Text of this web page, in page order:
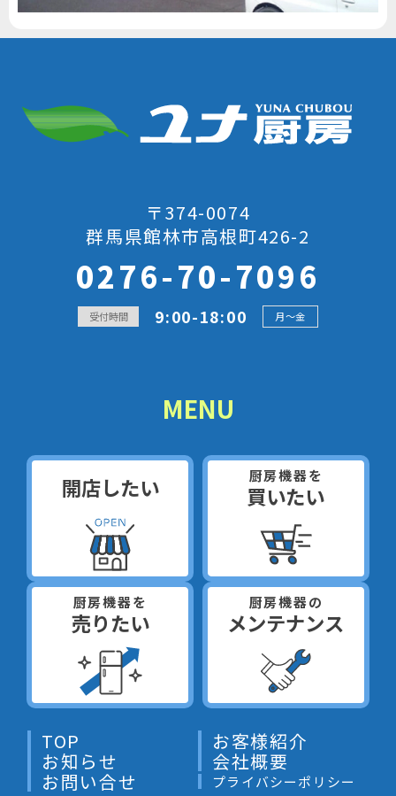
〒374-0074
群馬県館林市高根町426-2
0276-70-7096
受付時間 9:00-18:00 月～金
MENU
開店したい 厨房機器を
買いたい
厨房機器を
売りたい
厨房機器の
メンテナンス
TOP お客様紹介
お知らせ 会社概要
お問い合せ プライバシーポリシー